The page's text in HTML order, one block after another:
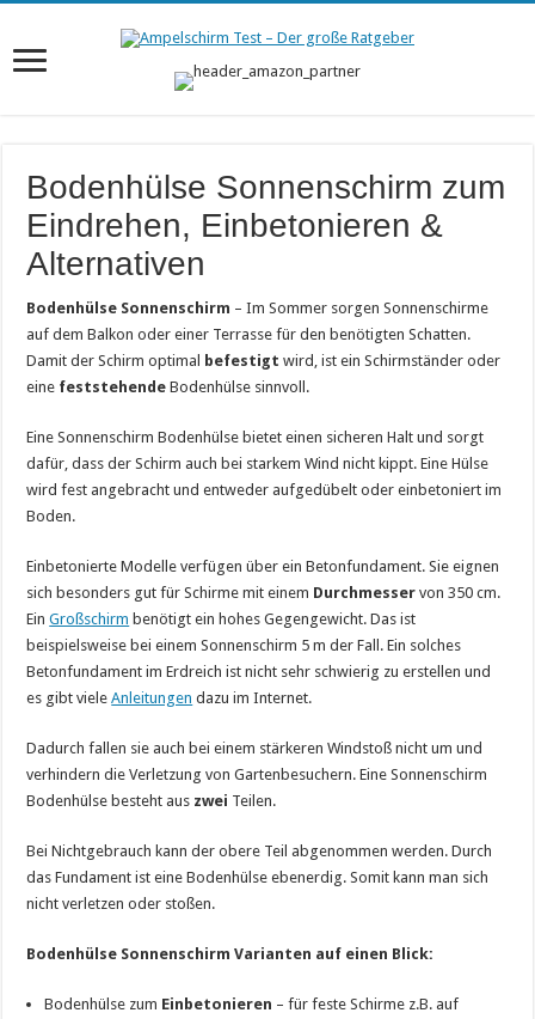
Bodenhülse Sonnenschirm zum
Eindrehen, Einbetonieren &
Alternativen
Bodenhülse Sonnenschirm – Im Sommer sorgen Sonnenschirme
auf dem Balkon oder einer Terrasse für den benötigten Schatten.
Damit der Schirm optimal befestigt wird, ist ein Schirmständer oder
eine feststehende Bodenhülse sinnvoll.
Eine Sonnenschirm Bodenhülse bietet einen sicheren Halt und sorgt
dafür, dass der Schirm auch bei starkem Wind nicht kippt. Eine Hülse
wird fest angebracht und entweder aufgedübelt oder einbetoniert im
Boden.
Einbetonierte Modelle verfügen über ein Betonfundament. Sie eignen
sich besonders gut für Schirme mit einem Durchmesser von 350 cm.
EinGroßschirm benötigt ein hohes Gegengewicht. Das ist
beispielsweise bei einem Sonnenschirm 5 m der Fall. Ein solches
Betonfundament im Erdreich ist nicht sehr schwierig zu erstellen und
es gibt vieleAnleitungen dazu im Internet.
Dadurch fallen sie auch bei einem stärkeren Windstoß nicht um und
verhindern die Verletzung von Gartenbesuchern. Eine Sonnenschirm
Bodenhülse besteht aus zwei Teilen.
Bei Nichtgebrauch kann der obere Teil abgenommen werden. Durch
das Fundament ist eine Bodenhülse ebenerdig. Somit kann man sich
nicht verletzen oder stoßen.
Bodenhülse Sonnenschirm Varianten auf einen Blick:
Bodenhülse zum Einbetonieren – für feste Schirme z.B. auf